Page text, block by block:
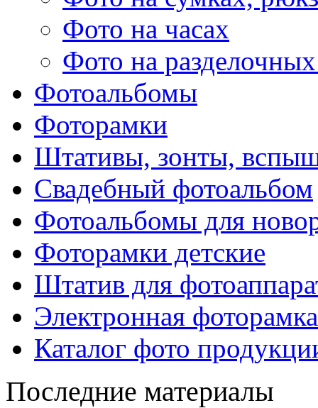
Фото на часах
Фото на
Фотоальбомы
Фоторамки
Штативы, зонты,
Свадебный фотоальбом
Фотоальбомы для
Фоторамки детские
Штатив для
Электронная фоторамка
Каталог фото
Последние материалы